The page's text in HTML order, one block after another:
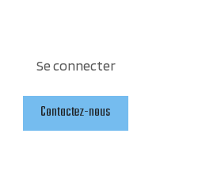
Se connecter
Contactez-nous